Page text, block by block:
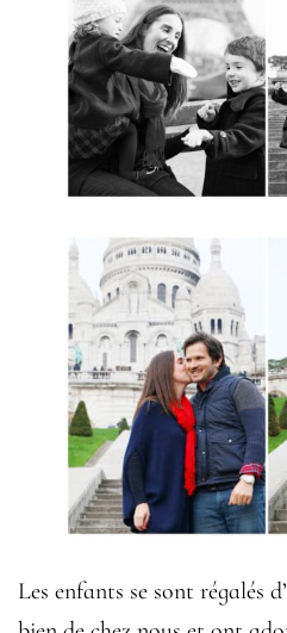
Les enfants se sont régalés